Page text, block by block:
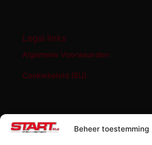
Beheer toestemming
Legal links
Algemene Voorwaarden
Cookiebeleid (EU)
START '84 shop